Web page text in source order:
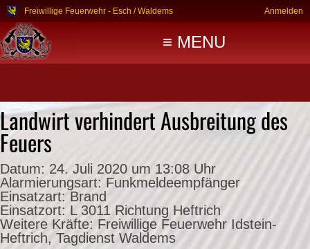
Freiwillige Feuerwehr - Esch / Waldems Anmelden
≡ MENU
Landwirt verhindert Ausbreitung des
Feuers
Datum: 24. Juli 2020 um 13:08 Uhr
Alarmierungsart: Funkmeldeempfänger
Einsatzart: Brand
Einsatzort: L 3011 Richtung Heftrich
Weitere Kräfte: Freiwillige Feuerwehr Idstein-
Heftrich, Tagdienst Waldems